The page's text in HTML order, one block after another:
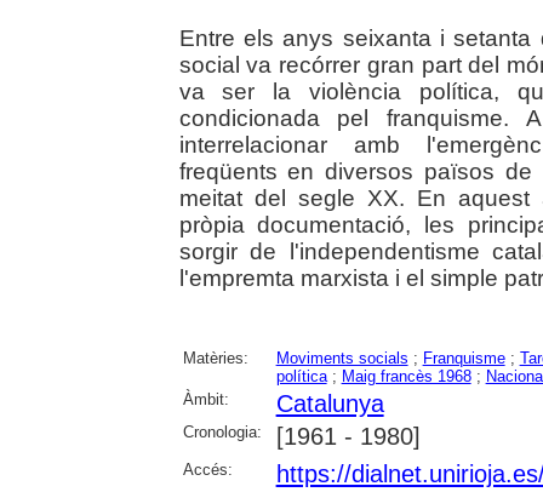
Entre els anys seixanta i
social va recórrer gran part del
va ser la violència política,
condicionada pel franquisme.
interrelacionar amb
freqüents en diversos països
meitat del segle XX. En
pròpia documentació, les
sorgir de l'independentisme
l'empremta marxista i el simple
Matèries: Moviments socials ; Franquisme;
política; Maig francès 1968;
Àmbit:
Catalunya
Cronologia: [1961 - 1980]
Accés: https://